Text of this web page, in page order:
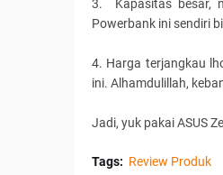
3. Kapasitas besar,
Powerbank ini sendiri
4. Harga terjangkau
ini. Alhamdulillah,
Jadi, yuk pakai ASUS
Tags: Review Produk